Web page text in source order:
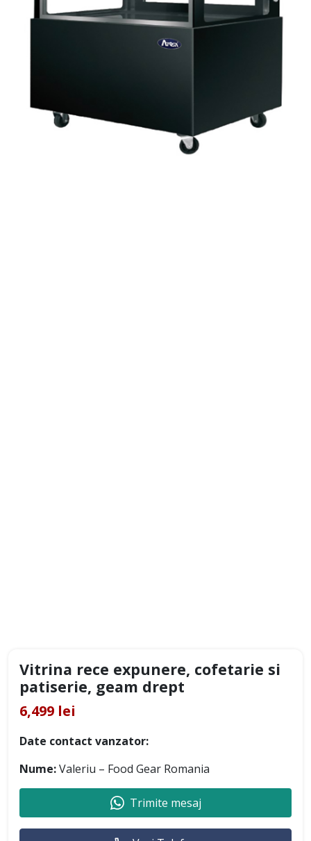
Vitrina rece expunere, cofetarie si
patiserie, geam drept
6,499 lei
Date contact vanzator:
Nume:Valeriu – Food Gear Romania
Trimite mesaj